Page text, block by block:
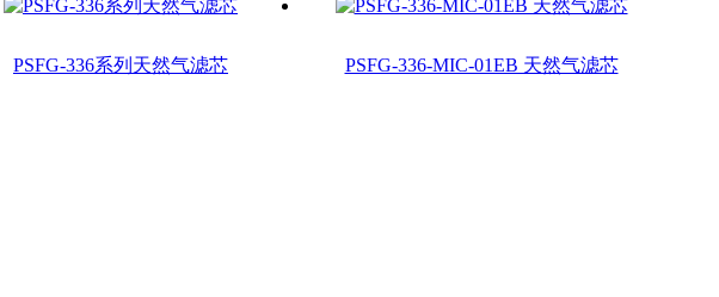
PSFG-336系列天然气滤芯 PSFG-336-MIC-01EB 天然气滤芯